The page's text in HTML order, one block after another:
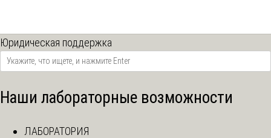
Юридическая поддержка
Наши лабораторные возможности
ЛАБОРАТОРИЯ